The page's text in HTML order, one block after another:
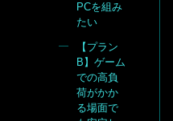
PCを組み
たい
【プラン
B】ゲーム
での高負
荷がかか
る場面で